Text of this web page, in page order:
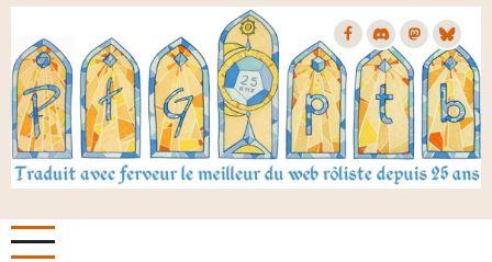
Aller
contenu
principal